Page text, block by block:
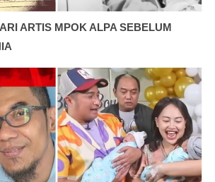
ARTIS MPOK ALPA SEBELUM